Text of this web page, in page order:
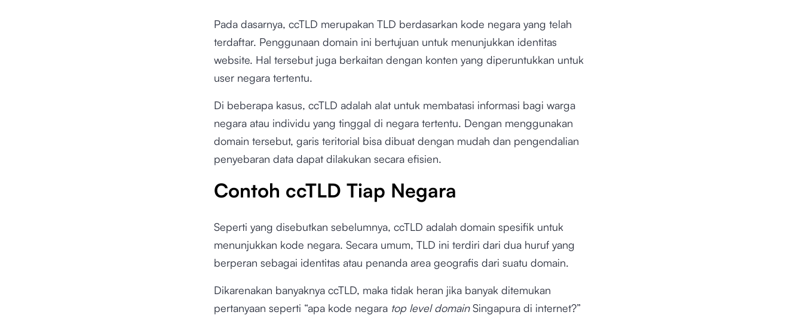
Pada dasarnya, ccTLD merupakan TLD berdasarkan kode negara yang telah
terdaftar. Penggunaan domain ini bertujuan untuk menunjukkan identitas
website. Hal tersebut juga berkaitan dengan konten yang diperuntukkan untuk
user negara tertentu.
Di beberapa kasus, ccTLD adalah alat untuk membatasi informasi bagi warga
negara atau individu yang tinggal di negara tertentu. Dengan menggunakan
domain tersebut, garis teritorial bisa dibuat dengan mudah dan pengendalian
penyebaran data dapat dilakukan secara efisien.
Contoh ccTLD Tiap Negara
Seperti yang disebutkan sebelumnya, ccTLD adalah domain spesifik untuk
menunjukkan kode negara. Secara umum, TLD ini terdiri dari dua huruf yang
berperan sebagai identitas atau penanda area geografis dari suatu domain.
Dikarenakan banyaknya ccTLD, maka tidak heran jika banyak ditemukan
pertanyaan seperti “apa kode negara top level domainSingapura di internet?”